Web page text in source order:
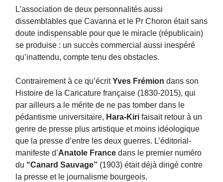
L’association de deux personnalités aussi
dissemblables que Cavanna et le Pr Choron était sans
doute indispensable pour que le miracle (républicain)
se produise : un succès commercial aussi inespéré
qu’inattendu, compte tenu des obstacles.
Contrairement à ce qu’écritYves Frémion dans son
Histoire de la Caricature française (1830-2015), qui
par ailleurs a le mérite de ne pas tomber dans le
pédantisme universitaire, Hara-Kiri faisait retour à un
genre de presse plus artistique et moins idéologique
que la presse d’entre les deux guerres. L’éditorial-
manifeste d’Anatole France dans le premier numéro
du “Canard Sauvage” (1903) était déjà dirigé contre
la presse et le journalisme bourgeois.